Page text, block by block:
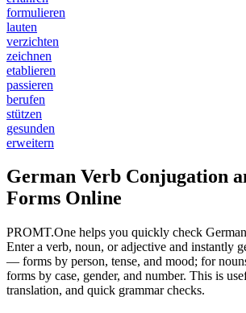
formulieren
lauten
verzichten
zeichnen
etablieren
passieren
berufen
stützen
gesunden
erweitern
German Verb Conjugation
Forms Online
PROMT.One helps you quickly check
Enter a verb, noun, or adjective and instantly
— forms by person, tense, and mood; for
forms by case, gender, and number. This is
translation, and quick grammar checks.